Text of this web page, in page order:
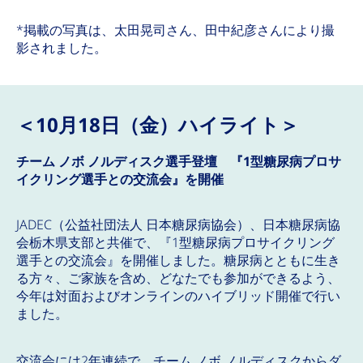
*掲載の写真は、太田晃司さん、田中紀彦さんにより撮
影されました。
＜10月18日（金）ハイライト＞
チーム ノボ ノルディスク選手登壇 『1型糖尿病プロサ
イクリング選手との交流会』を開催
JADEC（公益社団法人 日本糖尿病協会）、日本糖尿病協
会栃木県支部と共催で、『1型糖尿病プロサイクリング
選手との交流会』を開催しました。糖尿病とともに生き
る方々、ご家族を含め、どなたでも参加ができるよう、
今年は対面およびオンラインのハイブリッド開催で行い
ました。